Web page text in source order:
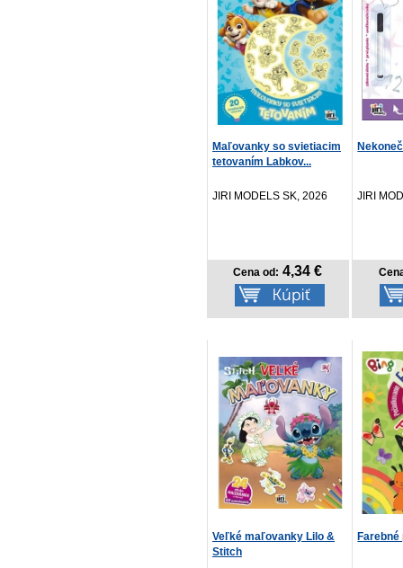
Maľovanky so svietiacim
tetovaním Labkov...
JIRI MODELS SK, 2026
Cena od: 4,34 €
JIRI
Veľké maľovanky Lilo &
Stitch